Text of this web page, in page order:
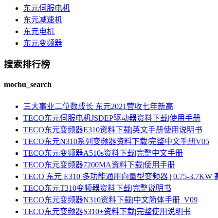
东元伺服电机
东元减速机
东元电机
东元变频器
搜索排行榜
mochu_search
三大事业二位数成长 东元2021营收七年新高
TECO东元伺服电机JSDEP驱动器资料下载|使用手册
TECO东元变频器E310资料下载|英文手册使用说明书
TECO东元N310系列变频器资料下载|完整中文手册V05
TECO东元变频器A510s资料下载|完整中文手册
TECO东元变频器7200MA资料下载|使用手册
TECO 东元 E310 多功能通用向量型变频器 | 0.75-3.7KW
TECO东元T310变频器资料下载|完整说明书
TECO东元变频器N310资料下载|中文简体手册_V09
TECO东元变频器S310+资料下载|完整使用说明书